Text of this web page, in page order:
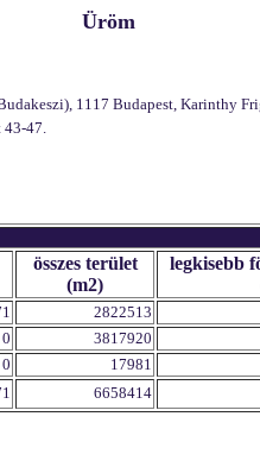
Üröm
1117 Budapest, Karinthy
43-47.
összes terület
(m2)
legkisebb
2822513
0 3817920
0 17981
6658414